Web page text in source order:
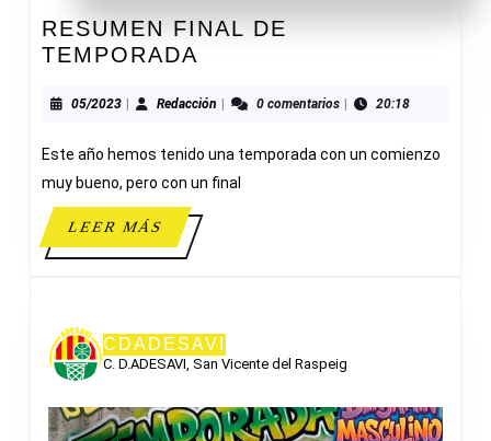
RESUMEN FINAL DE
TEMPORADA
DE
05/202305/2023Redacción Redacción0 comentarios 20:18
Este año hemos tenido una temporada con un comienzo
muy bueno, pero con un final
LEER MÁSLEER
MÁS
CDADESAVI
C. D.ADESAVI, San Vicente del Raspeig